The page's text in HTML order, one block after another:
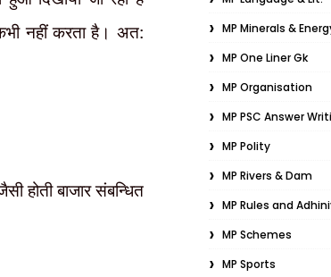
नहीं करता है। अत:
होती बाजार संबन्धित
MP Minerals &
MP One Liner Gk
MP Organisation
MP PSC Answer
MP Polity
MP Rivers & Dam
MP Rules and
MP Schemes
MP Sports